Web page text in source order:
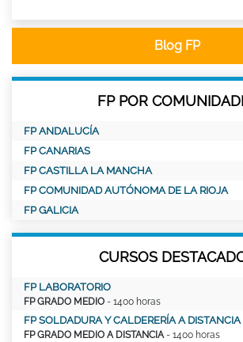
Blog FP
FP POR
FP ANDALUCÍA
FP CANARIAS
FP CASTILLA LA MANCHA
FP COMUNIDAD AUTÓNOMA DE LA RIOJA
FP GALICIA
CURSOS
FP LABORATORIO
FP GRADO MEDIO - 1400 horas
FP SOLDADURA Y CALDERERÍA A DISTANCIA
FP GRADO MEDIO A DISTANCIA - 1400 horas